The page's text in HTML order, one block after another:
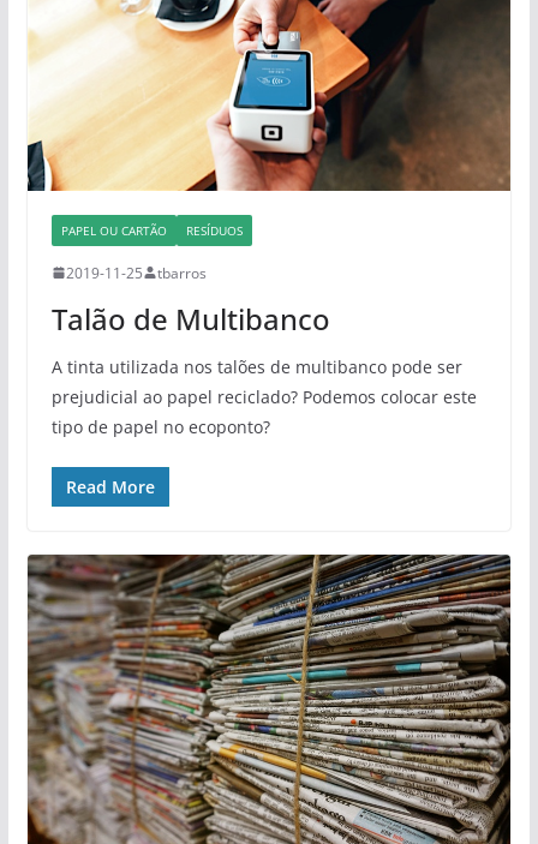
PAPEL OU CARTÃO RESÍDUOS
2019-11-25 tbarros
Talão de Multibanco
A tinta utilizada nos talões de multibanco pode ser
prejudicial ao papel reciclado? Podemos colocar este
tipo de papel no ecoponto?
Read More